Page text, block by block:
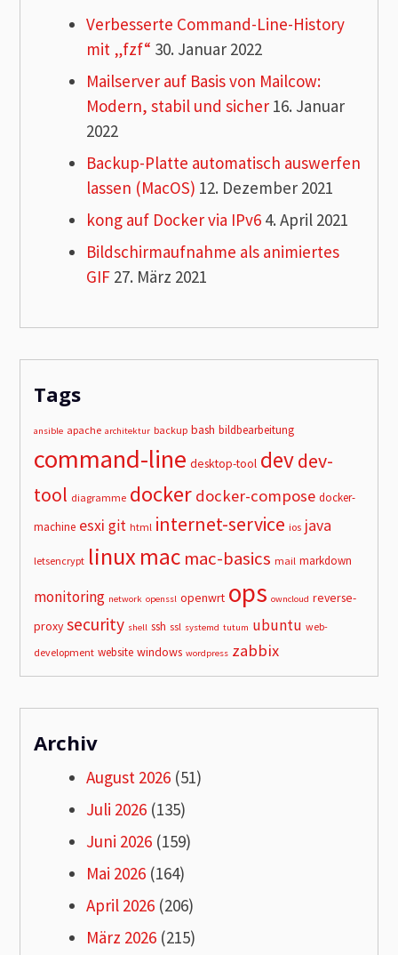
Verbesserte Command-Line-History
mit „fzf“ 30. Januar 2022
Mailserver auf Basis von Mailcow:
Modern, stabil und sicher 16. Januar
2022
Backup-Platte automatisch auswerfen
lassen (MacOS) 12. Dezember 2021
kong auf Docker via IPv6 4. April 2021
Bildschirmaufnahme als animiertes
GIF 27. März 2021
Tags
ansible apache architektur backup bash bildbearbeitung
command-line desktop-tool devdev-
tool diagramme docker docker-compose docker-
machine esxi git html internet-service ios java
letsencrypt linuxmac mac-basics mail markdown
monitoring network openssl openwrt ops owncloud reverse-
proxy security shell ssh ssl systemd tutum ubuntu web-
development website windows wordpress zabbix
Archiv
August 2026 (51)
Juli 2026 (135)
Juni 2026 (159)
Mai 2026 (164)
April 2026 (206)
März 2026 (215)